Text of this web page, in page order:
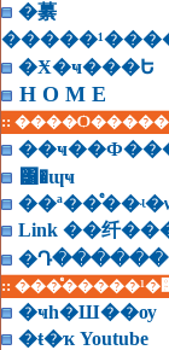
�繤
�Ӿ�ҹ���Ե
H O M E
::
͸�ɰҹ
Link ��纤
�Դ������
::
�ҹһ�Ш��ѹ
�ŧ�ҡ Youtube